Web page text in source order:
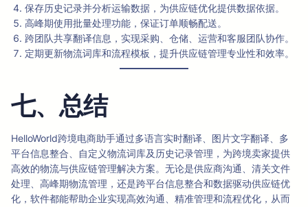
保存历史记录并分析运输数据，为供应链优化提供数据依据。
高峰期使用批量处理功能，保证订单顺畅配送。
跨团队共享翻译信息，实现采购、仓储、运营和客服团队协作。
定期更新物流词库和流程模板，提升供应链管理专业性和效率。
七、总结
HelloWorld跨境电商助手通过多语言实时翻译、图片文字翻译、多
平台信息整合、自定义物流词库及历史记录管理，为跨境卖家提供
高效的物流与供应链管理解决方案。无论是供应商沟通、清关文件
处理、高峰期物流管理，还是跨平台信息整合和数据驱动供应链优
化，软件都能帮助企业实现高效沟通、精准管理和流程优化，从而